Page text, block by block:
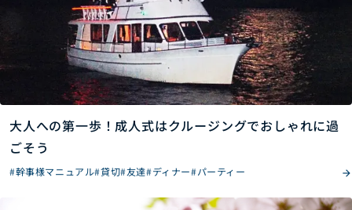
大人への第一歩！成人式はクルージングでおしゃれに過
ごそう
#幹事様マニュアル#貸切#友達#ディナー#パーティー